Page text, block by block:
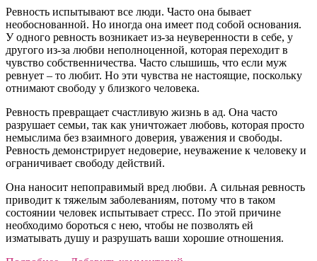
Ревность испытывают все люди. Часто она бывает
необоснованной. Но иногда она имеет под собой основания.
У одного ревность возникает из-за неуверенности в себе, у
другого из-за любви неполноценной, которая переходит в
чувство собственничества. Часто слышишь, что если муж
ревнует – то любит. Но эти чувства не настоящие, поскольку
отнимают свободу у близкого человека.
Ревность превращает счастливую жизнь в ад. Она часто
разрушает семьи, так как уничтожает любовь, которая просто
немыслима без взаимного доверия, уважения и свободы.
Ревность демонстрирует недоверие, неуважение к человеку и
ограничивает свободу действий.
Она наносит непоправимый вред любви. А сильная ревность
приводит к тяжелым заболеваниям, потому что в таком
состоянии человек испытывает стресс. По этой причине
необходимо бороться с нею, чтобы не позволять ей
изматывать душу и разрушать ваши хорошие отношения.